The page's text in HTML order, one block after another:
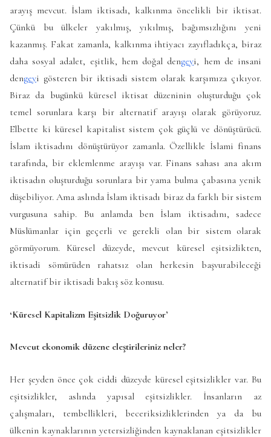
arayış mevcut. İslam iktisadı, kalkınma öncelikli bir iktisat.
Çünkü bu ülkeler yakılmış, yıkılmış, bağımsızlığını yeni
kazanmış. Fakat zamanla, kalkınma ihtiyacı zayıfladıkça, biraz
daha sosyal adalet, eşitlik, hem doğal dengeyi, hem de insani
dengeyi gösteren bir iktisadi sistem olarak karşımıza çıkıyor.
Biraz da bugünkü küresel iktisat düzeninin oluşturduğu çok
temel sorunlara karşı bir alternatif arayışı olarak görüyoruz.
Elbette ki küresel kapitalist sistem çok güçlü ve dönüştürücü.
İslam iktisadını dönüştürüyor zamanla. Özellikle İslami finans
tarafında, bir eklemlenme arayışı var. Finans sahası ana akım
iktisadın oluşturduğu sorunlara bir yama bulma çabasına yenik
düşebiliyor. Ama aslında İslam iktisadı biraz da farklı bir sistem
vurgusuna sahip. Bu anlamda ben İslam iktisadını, sadece
Müslümanlar için geçerli ve gerekli olan bir sistem olarak
görmüyorum. Küresel düzeyde, mevcut küresel eşitsizlikten,
iktisadi sömürüden rahatsız olan herkesin başvurabileceği
alternatif bir iktisadi bakış söz konusu.
‘Küresel Kapitalizm Eşitsizlik Doğuruyor’
Mevcut ekonomik düzene eleştirileriniz neler?
Her şeyden önce çok ciddi düzeyde küresel eşitsizlikler var. Bu
eşitsizlikler, aslında yapısal eşitsizlikler. İnsanların az
çalışmaları, tembellikleri, beceriksizliklerinden ya da bu
ülkenin kaynaklarının yetersizliğinden kaynaklanan eşitsizlikler